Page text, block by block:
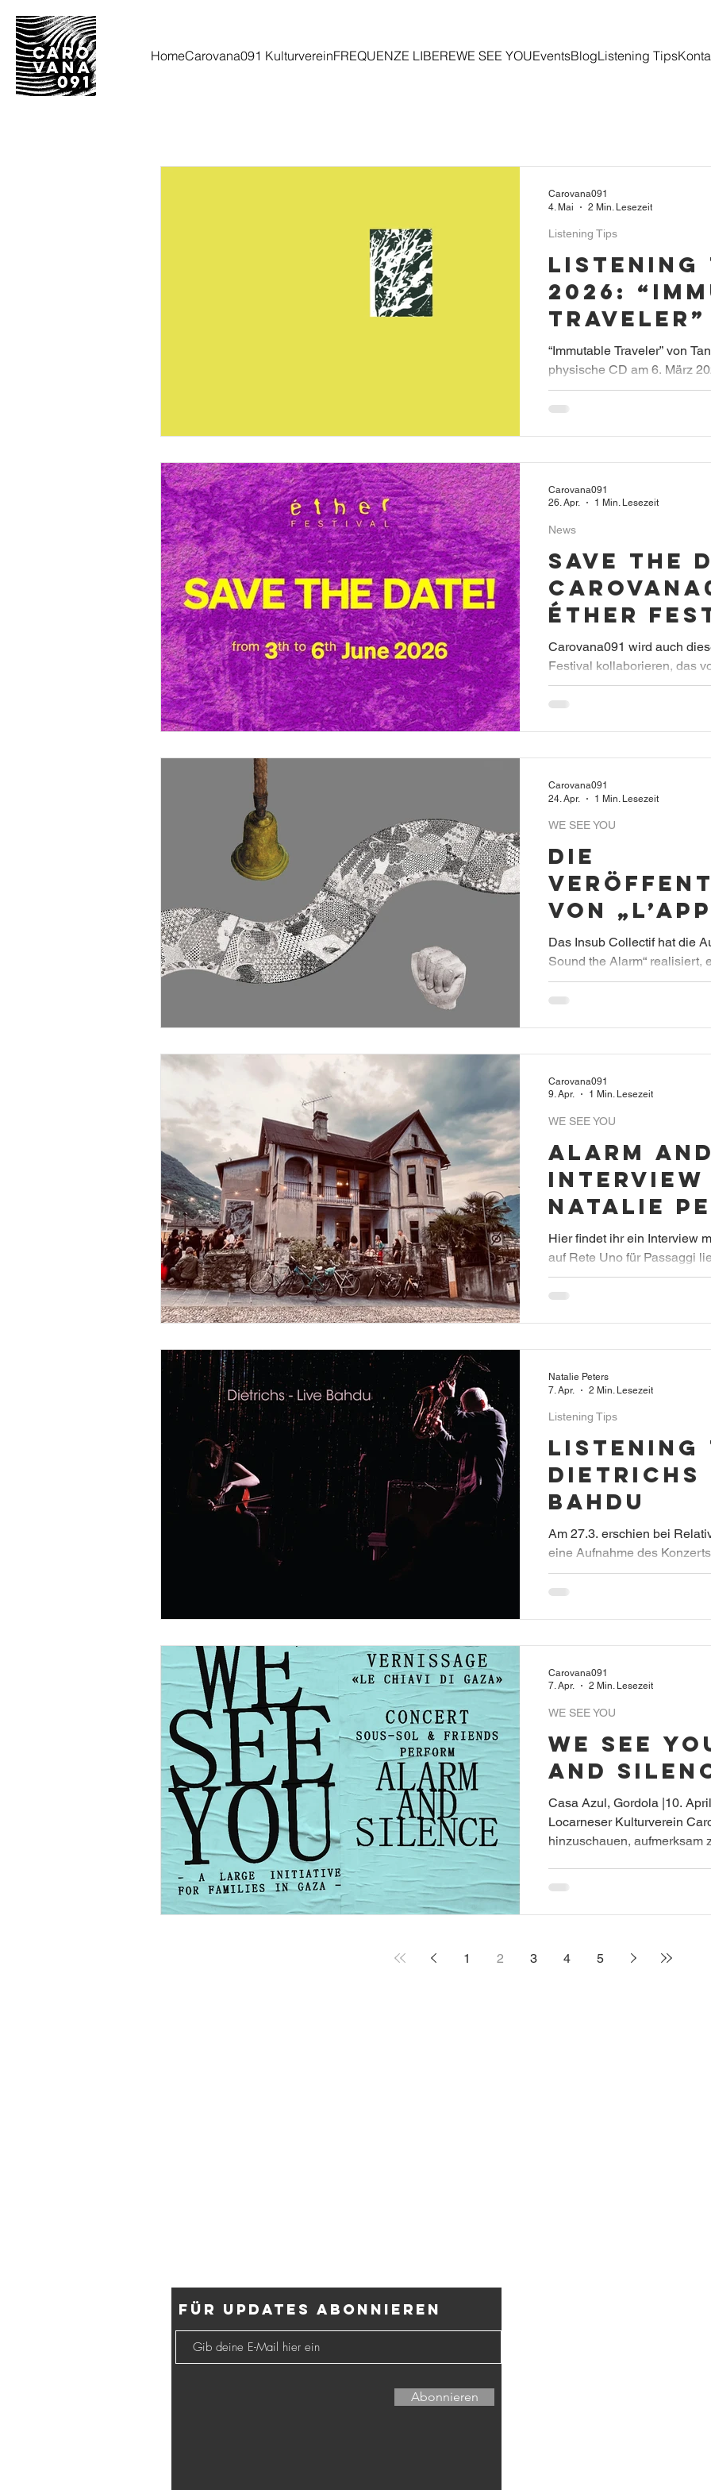
HomeCarovana091 KulturvereinFREQUENZE LIBEREWE SEE YOUEventsBlogListening Tips
Listening
2026:
Traveler”
Tangent
“Immutable Traveler” von
physische CD am 6. März
Records und wurde bereits
Montagne Noire veröffentlicht.
Listening Tips
Carovana091
4. Mai
2 Min. Lesezeit
Save the
Éther
Carovana091 wird auch
Festival kollaborieren, das
Arcegno stattfinden wird.
News
Carovana091
26. Apr.
1 Min. Lesezeit
Die
von
Sound
ist jetzt
Das Insub Collectif hat die
Sound the Alarm“ realisiert,
Dezember 2025 im
Sound the Alarm stattfand
WE SEE YOU
Carovana091
24. Apr.
1 Min. Lesezeit
Alarm
Interview
Natalie
Rete Uno
Hier findet ihr ein Interview
auf Rete Uno für Passaggi
Manca für das schöne
WE SEE YOU
Carovana091
9. Apr.
1 Min. Lesezeit
Listening
Dietrichs
Bahdu
Am 27.3. erschien bei
eine Aufnahme des
Are Festival in Biel 2025.
Listening Tips
Natalie Peters
7. Apr.
2 Min. Lesezeit
WE SEE
and
Casa Azul, Gordola |10.
Locarneser Kulturverein
hinzuschauen, aufmerksam
mit dem Circolo del
WE SEE YOU
Carovana091
7. Apr.
2 Min. Lesezeit
1 2 3 4 5
Für Updates abonnieren
Abonnieren